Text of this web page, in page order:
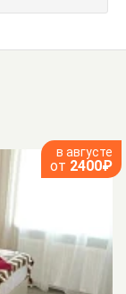
в августе
от 2400₽